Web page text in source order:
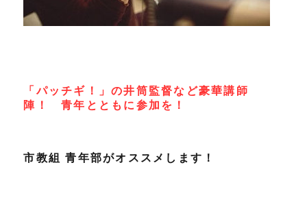
「パッチギ！」の井筒監督など豪華講師
陣！ 青年とともに参加を！
市教組 青年部がオススメします！